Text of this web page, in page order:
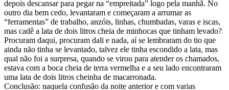
depois descansar para pegar na “empreitada” logo pela manhã. No
outro dia bem cedo, levantaram e começaram a arrumar as
“ferramentas” de trabalho, anzóis, linhas, chumbadas, varas e iscas,
mas cadê a lata de dois litros cheia de minhocas que tinham levado?
Procuram daqui, procuram dali e nada, aí se lembraram do tio que
ainda não tinha se levantado, talvez ele tinha escondido a lata, mas
qual não foi a surpresa, quando se virou para atender os chamados,
estava com a boca cheia de terra vermelha e a seu lado encontraram
uma lata de dois litros cheinha de macarronada.
Conclusão: naquela confusão da noite anterior e com varias